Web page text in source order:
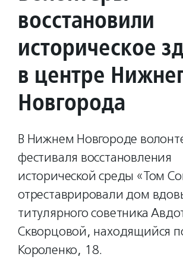
восстановили
историческое
в центре
Новгорода
В Нижнем Новгороде
фестиваля восстановления
исторической среды «Том
отреставрировали дом
титулярного советника
Скворцовой, находящийся
Короленко, 18.